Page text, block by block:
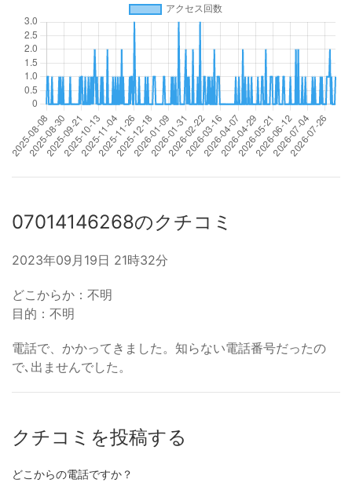
07014146268のクチコミ
2023年09月19日 21時32分
どこからか：不明
目的：不明
電話で、かかってきました。知らない電話番号だったの
で､出ませんでした。
クチコミを投稿する
どこからの電話ですか？